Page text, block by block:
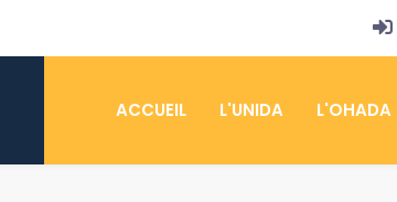
ACCUEIL L'UNIDA L'OHADA